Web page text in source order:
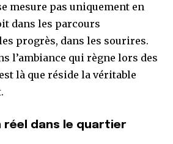
mesure pas uniquement en
dans les parcours
progrès, dans les sourires.
l’ambiance qui règne lors des
là que réside la véritable
réel dans le quartier